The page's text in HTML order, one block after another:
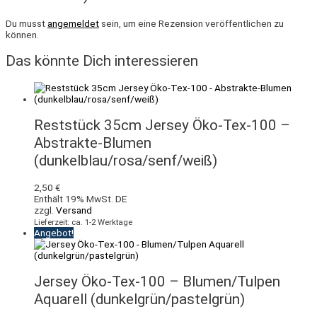
Du musstangemeldet sein, um eine Rezension veröffentlichen zu
können.
Das könnte Dich interessieren
Reststück 35cm Jersey Öko-Tex-100 –
Abstrakte-Blumen
(dunkelblau/rosa/senf/weiß)
2,50 €
Enthält 19% MwSt. DE
zzgl. Versand
Lieferzeit: ca. 1-2 Werktage
Angebot!
Jersey Öko-Tex-100 – Blumen/Tulpen
Aquarell (dunkelgrün/pastelgrün)